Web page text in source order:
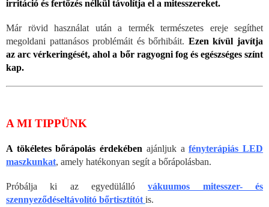
irritáció és fertőzés nélkül távolítja el a mitesszereket.
Már rövid használat után a termék természetes ereje segíthet
megoldani pattanásos problémáit és bőrhibáit. Ezen kívül javítja
az arc vérkeringését, ahol a bőr ragyogni fog és egészséges színt
kap.
A MI TIPPÜNK
A tökéletes bőrápolás érdekében ajánljuk afényterápiás LED
maszkunkat, amely hatékonyan segít a bőrápolásban.
Próbálja ki az egyedülállóvákuumos mitesszer- és
szennyeződéseltávolító bőrtisztítót is.